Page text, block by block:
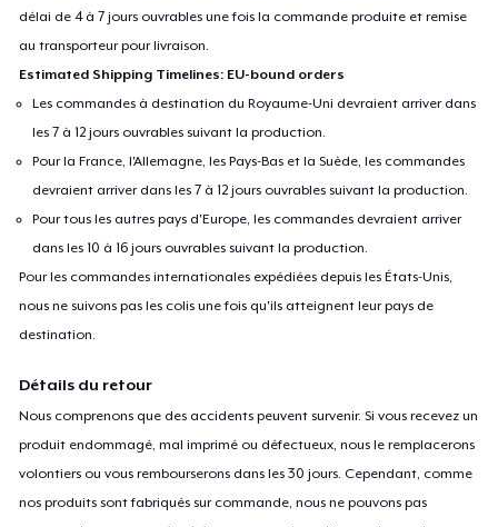
délai de 4 à 7 jours ouvrables une fois la commande produite et remise
au transporteur pour livraison.
Estimated Shipping Timelines: EU-bound orders
Les commandes à destination du Royaume-Uni devraient arriver dans
les 7 à 12 jours ouvrables suivant la production.
Pour la France, l'Allemagne, les Pays-Bas et la Suède, les commandes
devraient arriver dans les 7 à 12 jours ouvrables suivant la production.
Pour tous les autres pays d'Europe, les commandes devraient arriver
dans les 10 à 16 jours ouvrables suivant la production.
Pour les commandes internationales expédiées depuis les États-Unis,
nous ne suivons pas les colis une fois qu'ils atteignent leur pays de
destination.
Détails du retour
Nous comprenons que des accidents peuvent survenir. Si vous recevez un
produit endommagé, mal imprimé ou défectueux, nous le remplacerons
volontiers ou vous rembourserons dans les 30 jours. Cependant, comme
nos produits sont fabriqués sur commande, nous ne pouvons pas